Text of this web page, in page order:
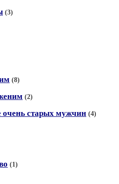
(3)
(8)
(2)
очень старых мужчин (4)
(1)